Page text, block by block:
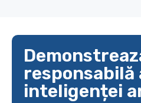
responsabilă
inteligenței